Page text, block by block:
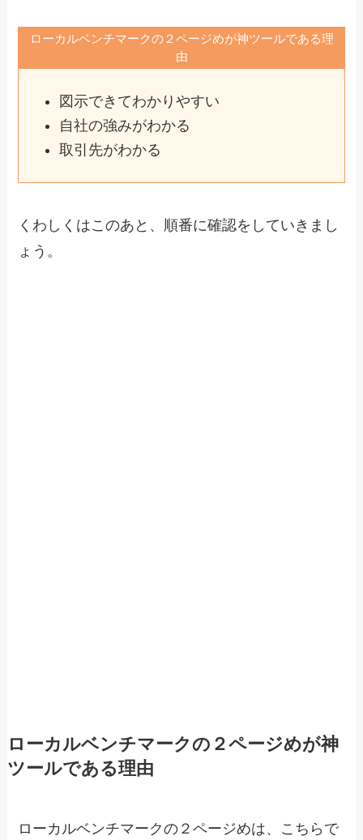
ローカルベンチマークの２ページめが神ツールである理
由
図示できてわかりやすい
自社の強みがわかる
取引先がわかる
くわしくはこのあと、順番に確認をしていきまし
ょう。
ローカルベンチマークの２ページめが神
ツールである理由
ローカルベンチマークの２ページめは、こちらで